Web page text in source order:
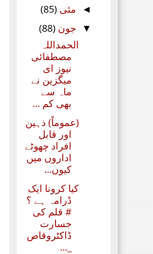
◄ مئی (85)
▼ جون (88)
الحمداللہ
مصطفائی
نیوز ای
میگزین نے
ماہ سے
بھی کم ...
(عموماً) ذہین
اور قابل
افراد چھوٹے
اداروں میں
کیوں...
کیا کرونا ایک
ڈرامہ ہے ؟
# قلم کی
جسارت
ڈاکٹروقاص
_...